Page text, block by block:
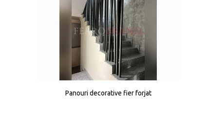
Panouri decorative fier forjat